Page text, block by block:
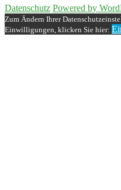
Datenschutz Powered by
Zum Ändern Ihrer
Einwilligungen, klicken Sie hier: